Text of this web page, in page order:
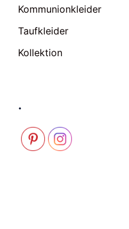
Kommunionkleider
Taufkleider
Kollektion
.